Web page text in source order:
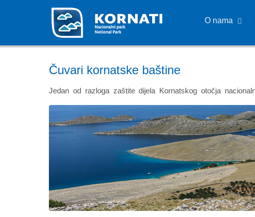
O nama
Čuvari kornatske baštine
Jedan od razloga zaštite dijela Kornatskog otočja